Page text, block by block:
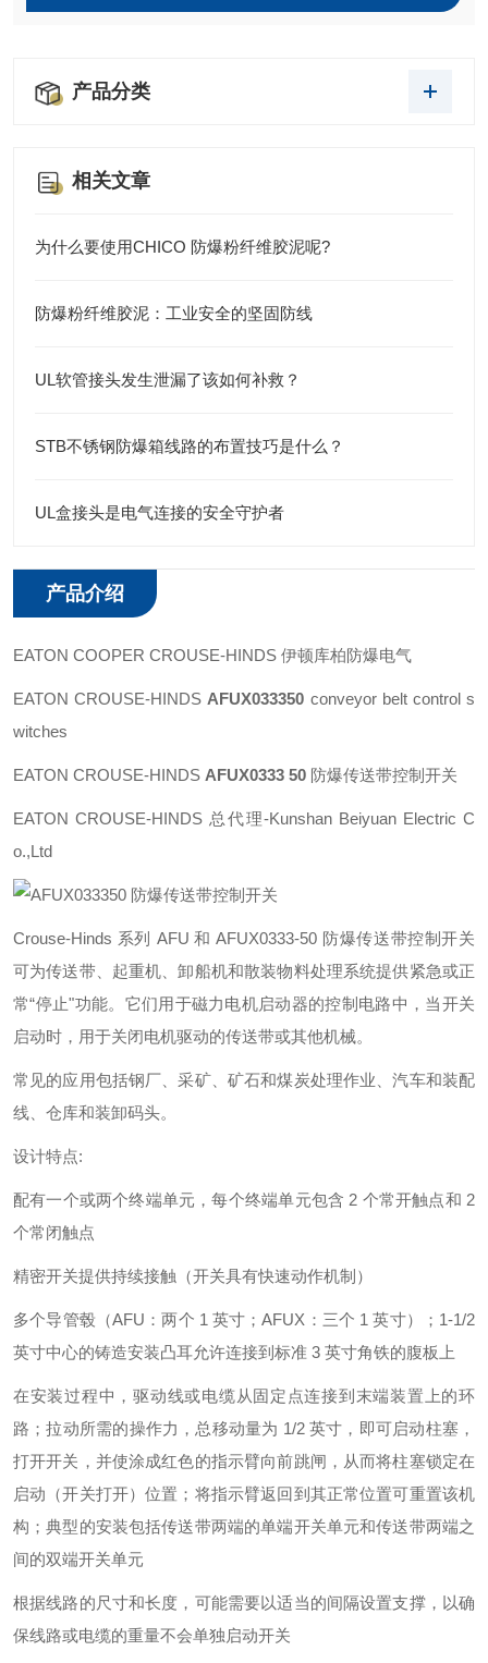
产品分类
相关文章
为什么要使用CHICO 防爆粉纤维胶泥呢?
防爆粉纤维胶泥：工业安全的坚固防线
UL软管接头发生泄漏了该如何补救？
STB不锈钢防爆箱线路的布置技巧是什么？
UL盒接头是电气连接的安全守护者
产品介绍
EATON COOPER CROUSE-HINDS 伊顿库柏防爆电气
EATON CROUSE-HINDS AFUX033350 conveyor belt control s
witches
EATON CROUSE-HINDS AFUX0333 50 防爆传送带控制开关
EATON CROUSE-HINDS 总代理-Kunshan Beiyuan Electric C
o.,Ltd
Crouse-Hinds 系列 AFU 和 AFUX0333-50 防爆传送带控制开关
可为传送带、起重机、卸船机和散装物料处理系统提供紧急或正
常“停止"功能。它们用于磁力电机启动器的控制电路中，当开关
启动时，用于关闭电机驱动的传送带或其他机械。
常见的应用包括钢厂、采矿、矿石和煤炭处理作业、汽车和装配
线、仓库和装卸码头。
设计特点:
配有一个或两个终端单元，每个终端单元包含 2 个常开触点和 2
个常闭触点
精密开关提供持续接触（开关具有快速动作机制）
多个导管毂（AFU：两个 1 英寸；AFUX：三个 1 英寸）；1-1/2
英寸中心的铸造安装凸耳允许连接到标准 3 英寸角铁的腹板上
在安装过程中，驱动线或电缆从固定点连接到末端装置上的环
路；拉动所需的操作力，总移动量为 1/2 英寸，即可启动柱塞，
打开开关，并使涂成红色的指示臂向前跳闸，从而将柱塞锁定在
启动（开关打开）位置；将指示臂返回到其正常位置可重置该机
构；典型的安装包括传送带两端的单端开关单元和传送带两端之
间的双端开关单元
根据线路的尺寸和长度，可能需要以适当的间隔设置支撑，以确
保线路或电缆的重量不会单独启动开关